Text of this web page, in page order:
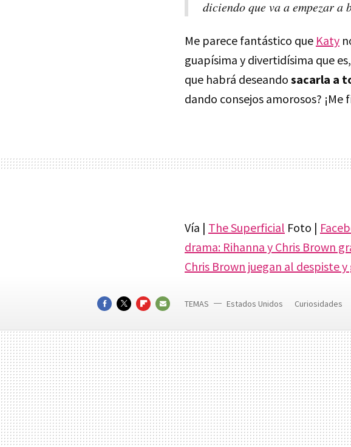
diciendo que va a empezar a
Me parece fantástico que Katy
guapísima y divertidísima que
que habrá deseando sacarla a
dando consejos amorosos? ¡Me
Vía | The Superficial Foto |
drama: Rihanna y Chris Brown
Chris Brown juegan al despiste
MAIL
TEMAS Estados Unidos Curiosidades